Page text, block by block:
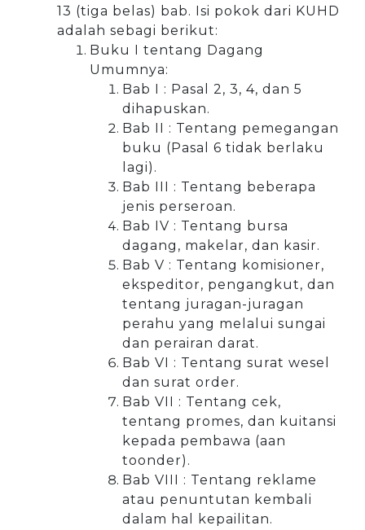
13 (tiga belas) bab. Isi pokok dari KUHD
adalah sebagi berikut:
Buku I tentang Dagang
Umumnya:
Bab I : Pasal 2, 3, 4, dan 5
dihapuskan.
Bab II : Tentang pemegangan
buku (Pasal 6 tidak berlaku
lagi).
Bab III : Tentang beberapa
jenis perseroan.
Bab IV : Tentang bursa
dagang, makelar, dan kasir.
Bab V : Tentang komisioner,
ekspeditor, pengangkut, dan
tentang juragan-juragan
perahu yang melalui sungai
dan perairan darat.
Bab VI : Tentang surat wesel
dan surat order.
Bab VII : Tentang cek,
tentang promes, dan kuitansi
kepada pembawa (aan
toonder).
Bab VIII : Tentang reklame
atau penuntutan kembali
dalam hal kepailitan.